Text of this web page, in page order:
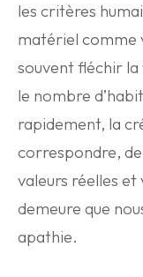
les critères
matériel comme
souvent fléchir
le nombre
rapidement, la
correspondre,
valeurs réelles et
demeure que
apathie.